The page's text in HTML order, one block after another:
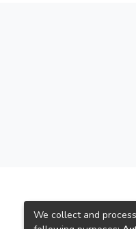
We collect and